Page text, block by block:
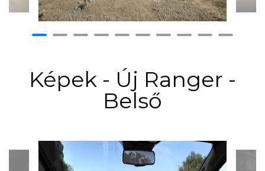
Képek - Új Ranger -
Belső